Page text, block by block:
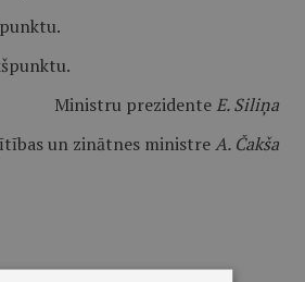
Ministru prezidenteE. Siliņa
un zinātnes ministreA. Čakša